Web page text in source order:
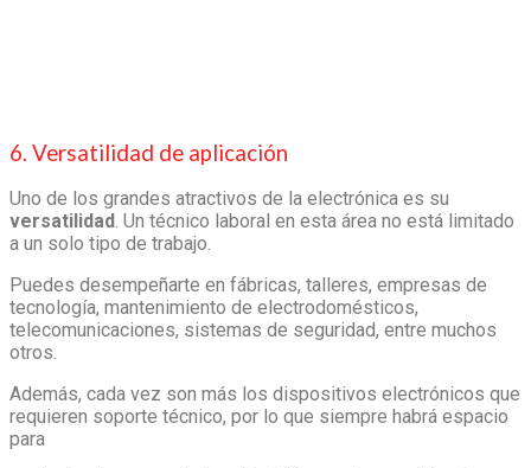
6. Versatilidad de aplicación
Uno de los grandes atractivos de la electrónica es su
versatilidad. Un técnico laboral en esta área no está limitado
a un solo tipo de trabajo.
Puedes desempeñarte en fábricas, talleres, empresas de
tecnología, mantenimiento de electrodomésticos,
telecomunicaciones, sistemas de seguridad, entre muchos
otros.
Además, cada vez son más los dispositivos electrónicos que
requieren soporte técnico, por lo que siempre habrá espacio
para